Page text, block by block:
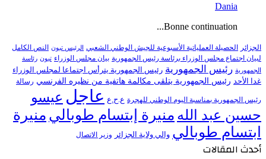
Dania
Bonne continuation...
الجزائر الحصيلة العملياتية الأسبوعية للجيش الوطني الشعبي الرئيس تبون النص الكامل
لبيان اجتماع مجلس الوزراء برئاسة رئيس الجمهورية بيان مجلس الوزراء تبون رئاسة
الجمهورية رئيس الجمهورية رئيس الجمهورية يترأس اجتماعا لمجلس الوزراء
غدا الأحد رئيس الجمهورية يتلقى مكالمة هاتفية من نظيره الفرنسي رسالة
رئيس الجمهورية بمناسبة اليوم الوطني للهجرة ع.ح.ع عاجل عيسو
حسين عبد الله منيرة إبتسام طوبالي منيرة
ابتسام طوبالي والي ولاية الجزائر وزير الاتصال
أحدث المقالات